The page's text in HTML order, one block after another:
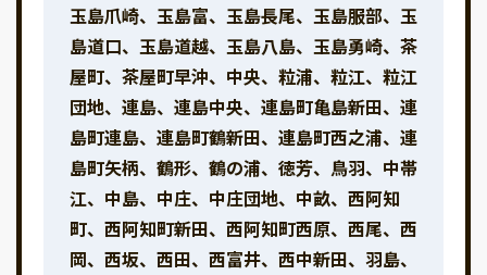
玉島爪崎、玉島富、玉島長尾、玉島服部、玉
島道口、玉島道越、玉島八島、玉島勇崎、茶
屋町、茶屋町早沖、中央、粒浦、粒江、粒江
団地、連島、連島中央、連島町亀島新田、連
島町連島、連島町鶴新田、連島町西之浦、連
島町矢柄、鶴形、鶴の浦、徳芳、鳥羽、中帯
江、中島、中庄、中庄団地、中畝、西阿知
町、西阿知町新田、西阿知町西原、西尾、西
岡、西坂、西田、西富井、西中新田、羽島、